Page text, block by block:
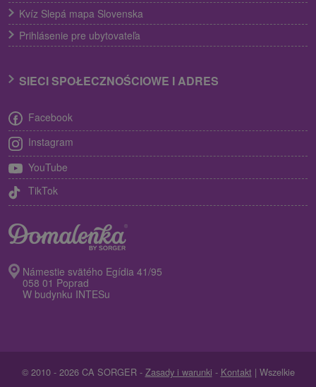
Kvíz Slepá mapa Slovenska
Prihlásenie pre ubytovateľa
SIECI SPOŁECZNOŚCIOWE I ADRES
Facebook
Instagram
YouTube
TikTok
Námestie svätého Egídia 41/95
058 01 Poprad
W budynku INTESu
© 2010 - 2026 CA SORGER - Zasady i warunki - Kontakt | Wszelkie